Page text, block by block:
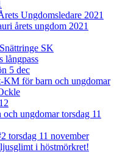
Ungdomsledare 2021
årets ungdom 2021
SK
långpass
5 dec
KM för barn och ungdomar
ungdomar torsdag 11
torsdag 11 november
i höstmörkret!